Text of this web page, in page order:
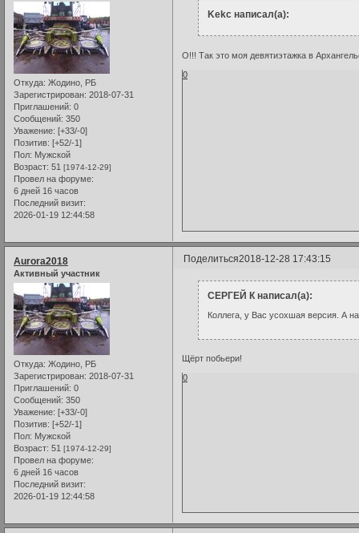
Откуда: Жодино, РБ
Зарегистрирован: 2018-07-31
Приглашений: 0
Сообщений: 350
Уважение: [+33/-0]
Позитив: [+52/-1]
Пол: Мужской
Возраст: 51 [1974-12-29]
Провел на форуме:
6 дней 16 часов
Последний визит:
2026-01-19 12:44:58
Kekc написал(а):
О!!! Так это моя девятиэтажка в
0
Поделиться2018-12-28 17:43:15
Aurora2018
Активный участник
Откуда: Жодино, РБ
Зарегистрирован: 2018-07-31
Приглашений: 0
Сообщений: 350
Уважение: [+33/-0]
Позитив: [+52/-1]
Пол: Мужской
Возраст: 51 [1974-12-29]
Провел на форуме:
6 дней 16 часов
Последний визит:
2026-01-19 12:44:58
СЕРГЕЙ К написал(а):
Коллега, у Вас усохшая версия. А
Щёрт побьери!
0